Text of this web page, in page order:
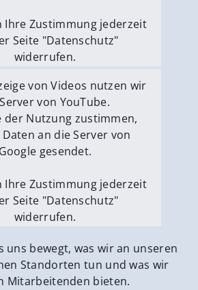
Ihre Zustimmung jederzeit
Seite "Datenschutz"
widerrufen.
Medien erlauben
von Videos nutzen wir
von YouTube.
der Nutzung zustimmen,
an die Server von
Google gesendet.
Ihre Zustimmung jederzeit
Seite "Datenschutz"
widerrufen.
Medien erlauben
uns bewegt, was wir an unseren
Standorten tun und was wir
Mitarbeitenden bieten.